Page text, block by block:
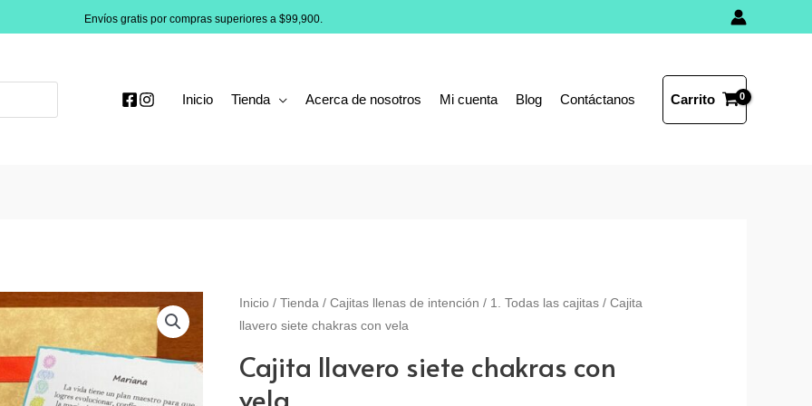
Envíos gratis por compras superiores a $99,900.
Inicio Tienda Acerca de nosotros Mi cuenta Blog Contáctanos Carrito
Inicio / Tienda / Cajitas llenas de intención / 1. Todas las cajitas / Cajita
llavero siete chakras con vela
Cajita llavero siete chakras con
vela